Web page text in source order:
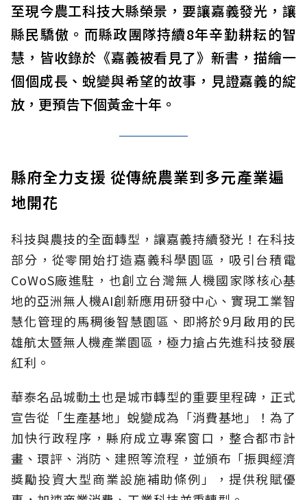
至現今農工科技大縣榮景，要讓嘉義發光，讓
縣民驕傲。而縣政團隊持續8年辛勤耕耘的智
慧，皆收錄於《嘉義被看見了》新書，描繪一
個個成長、蛻變與希望的故事，見證嘉義的綻
放，更預告下個黃金十年。
縣府全力支援 從傳統農業到多元產業遍
地開花
科技與農技的全面轉型，讓嘉義持續發光！在科技
部分，從零開始打造嘉義科學園區，吸引台積電
CoWoS廠進駐，也創立台灣無人機國家隊核心基
地的亞洲無人機AI創新應用研發中心、實現工業智
慧化管理的馬稠後智慧園區、即將於9月啟用的民
雄航太暨無人機產業園區，極力搶占先進科技發展
紅利。
華泰名品城動土也是城市轉型的重要里程碑，正式
宣告從「生產基地」蛻變成為「消費基地」！為了
加快行政程序，縣府成立專案窗口，整合都市計
畫、環評、消防、建照等流程，並頒布「振興經濟
獎勵投資大型商業設施補助條例」，提供稅賦優